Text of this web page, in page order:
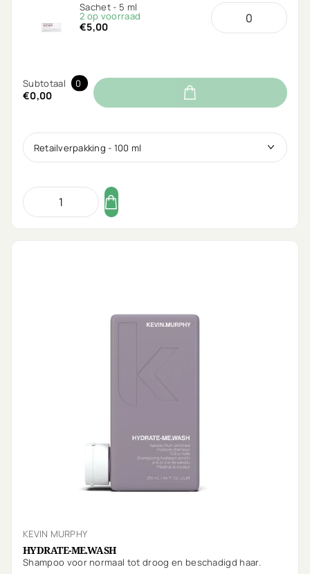
Sachet - 5 ml
2 op voorraad
€5,00
Subtotaal 0
€0,00
KEVIN MURPHY
HYDRATE-ME.WASH
Shampoo voor normaal tot droog en beschadigd haar.